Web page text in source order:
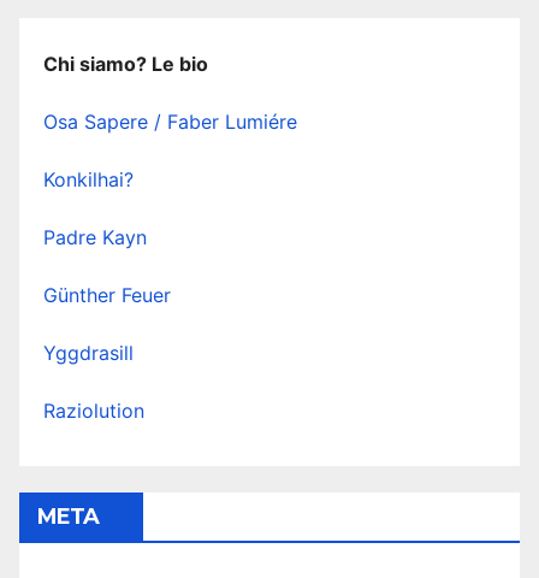
Chi siamo? Le bio
Osa Sapere / Faber Lumiére
Konkilhai?
Padre Kayn
Günther Feuer
Yggdrasill
Raziolution
META